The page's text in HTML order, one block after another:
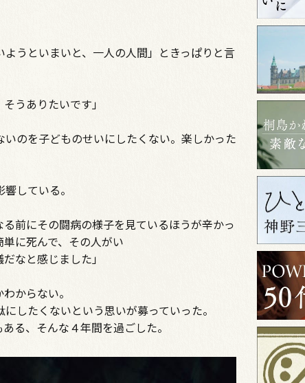
うといまいと、一人の人間」ときっぱりと言
うありたいです」
のを子どものせいにしたくない。楽しかった
している。
前にその闘病の様子を見ているほうが辛かっ
に死んで、その人がい
なと感じました」
からない。
したくないという思いが募っていった。
る、そんな４年間を過ごした。